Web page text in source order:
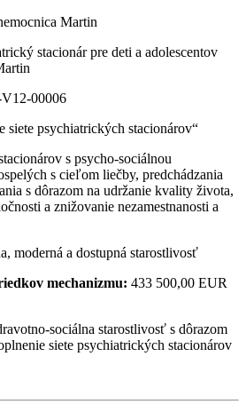
Martin
stacionár pre deti a adolescentov
00006
siete psychiatrických stacionárov“
s psycho-sociálnou
s cieľom liečby, predchádzania
s dôrazom na udržanie kvality života,
a znižovanie nezamestnanosti a
moderná a dostupná starostlivosť
mechanizmu: 433 500,00 EUR
sociálna starostlivosť s dôrazom
siete psychiatrických stacionárov